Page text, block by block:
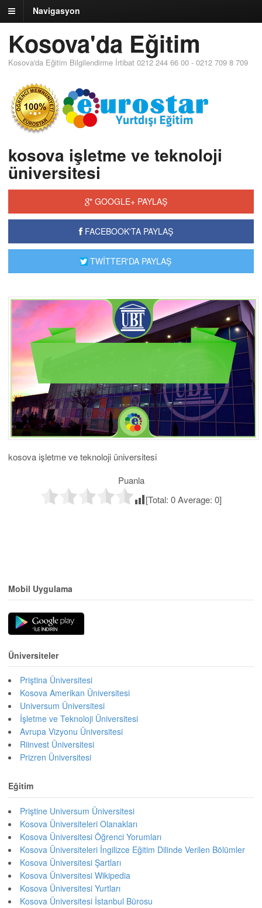
Navigasyon
Kosova'da Eğitim
Kosova'da Eğitim Bilgilendirme İrtibat 0212 244 66 00 - 0212 709 8 709
kosova işletme ve teknoloji
üniversitesi
GOOGLE+ PAYLAŞ
FACEBOOK'TA PAYLAŞ
TWİTTER'DA PAYLAŞ
kosova işletme ve teknoloji üniversitesi
Puanla
[Total: 0Average: 0]
Mobil Uygulama
Üniversiteler
Priştina Üniversitesi
Kosova Amerikan Üniversitesi
Universum Üniversitesi
İşletme ve Teknoloji Üniversitesi
Avrupa Vizyonu Üniversitesi
Riinvest Üniversitesi
Prizren Üniversitesi
Eğitim
Priştine Universum Üniversitesi
Kosova Üniversiteleri Olanakları
Kosova Üniversitesi Öğrenci Yorumları
Kosova Üniversiteleri İngilizce Eğitim Dilinde Verilen Bölümler
Kosova Üniversitesi Şartları
Kosova Üniversitesi Wikipedia
Kosova Üniversitesi Yurtları
Kosova Üniversitesi İstanbul Bürosu